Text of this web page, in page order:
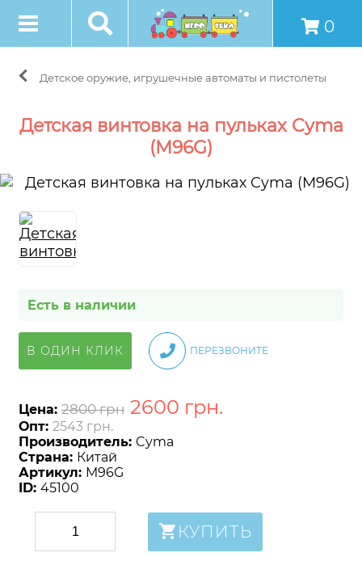
0
Детское оружие, игрушечные автоматы и пистолеты
Детская винтовка на пульках Cyma
(M96G)
Есть в наличии
В ОДИН КЛИК ПЕРЕЗВОНИТЕ
Цена: 2800 грн 2600 грн.
Опт: 2543 грн.
Производитель: Cyma
Страна: Китай
Артикул: M96G
ID: 45100
КУПИТЬ